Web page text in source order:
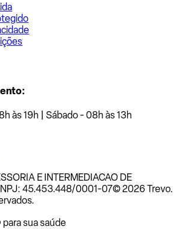
às 19h | Sábado - 08h às 13h
E INTERMEDIACAO DE
45.453.448/0001-07© 2026 Trevo.
sua saúde